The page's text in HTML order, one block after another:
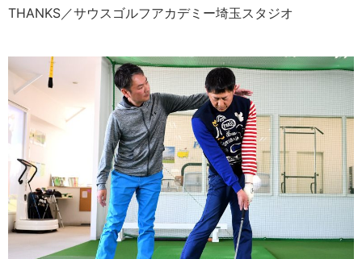
THANKS／サウスゴルフアカデミー埼玉スタジオ